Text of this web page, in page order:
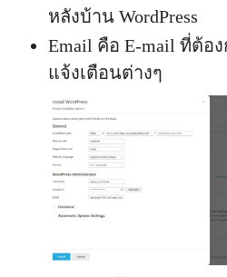
หลังบ้าน WordPress
Email คือ E-mail ที่ต้อ
แจ้งเตือนต่างๆ